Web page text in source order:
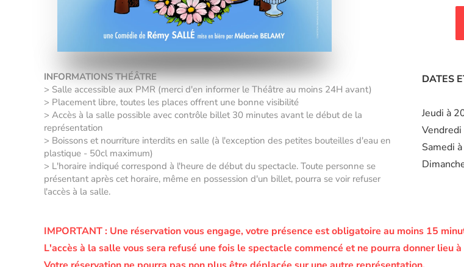
INFORMATIONS THÉÂTRE
> Salle accessible aux PMR (merci d'en informer le Théâtre au moins 24H avant)
> Placement libre, toutes les places offrent une bonne visibilité
> Accès à la salle possible avec contrôle billet 30 minutes avant le début de la
représentation
> Boissons et nourriture interdits en salle (à l'exception des petites bouteilles d'eau en
plastique - 50cl maximum)
> L'horaire indiqué correspond à l'heure de début du spectacle. Toute personne se
présentant après cet horaire, même en possession d'un billet, pourra se voir refuser
l'accès à la salle.
DATES
Jeudi à
Samedi
IMPORTANT : Une réservation vous engage, votre présence est obligatoire au moins 15
L'accès à la salle vous sera refusé une fois le spectacle commencé et ne pourra donner lieu